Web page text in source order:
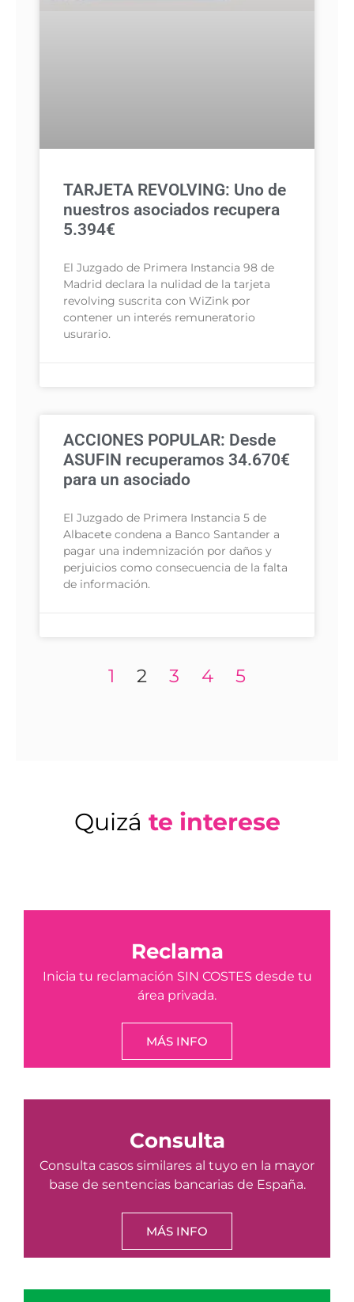
TARJETA REVOLVING: Uno de
nuestros asociados recupera
5.394€
El Juzgado de Primera Instancia 98 de
Madrid declara la nulidad de la tarjeta
revolving suscrita con WiZink por
contener un interés remuneratorio
usurario.
ACCIONES POPULAR: Desde
ASUFIN recuperamos 34.670€
para un asociado
El Juzgado de Primera Instancia 5 de
Albacete condena a Banco Santander a
pagar una indemnización por daños y
perjuicios como consecuencia de la falta
de información.
1 2 3 4 5
Quizá te interese
Reclama
Inicia tu reclamación SIN COSTES desde tu
área privada.
MÁS INFO
Consulta
Consulta casos similares al tuyo en la mayor
base de sentencias bancarias de España.
MÁS INFO